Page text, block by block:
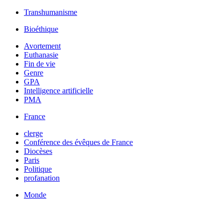
Transhumanisme
Bioéthique
Avortement
Euthanasie
Fin de vie
Genre
GPA
Intelligence artificielle
PMA
France
clerge
Conférence des évêques de France
Diocèses
Paris
Politique
profanation
Monde